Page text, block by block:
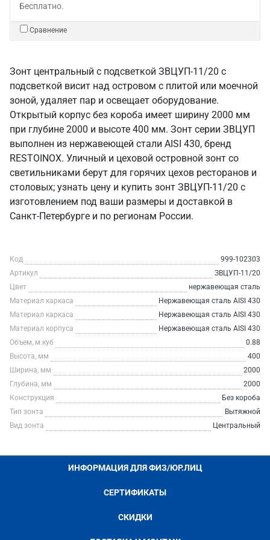
Бесплатно.
Сравнение
Зонт центральный с подсветкой ЗВЦУП-11/20 с
подсветкой висит над островом с плитой или моечной
зоной, удаляет пар и освещает оборудование.
Открытый корпус без короба имеет ширину 2000 мм
при глубине 2000 и высоте 400 мм. Зонт серии ЗВЦУП
выполнен из нержавеющей стали AISI 430, бренд
RESTOINOX. Уличный и цеховой островной зонт со
светильниками берут для горячих цехов ресторанов и
столовых; узнать цену и купить зонт ЗВЦУП-11/20 с
изготовлением под ваши размеры и доставкой в
Санкт‑Петербурге и по регионам России.
Код
999-102303
Артикул
ЗВЦУП-11/20
Цвет
нержавеющая сталь
Материал каркаса
Нержавеющая сталь AISI 430
Материал каркаса
Нержавеющая сталь AISI 430
Материал корпуса
Нержавеющая сталь AISI 430
Объем, м.куб
0.88
Высота, мм
400
Ширина, мм
2000
Глубина, мм
2000
Конструкция
Без короба
Тип зонта
Вытяжной
Вид зонта
Центральный
ИНФОРМАЦИЯ ДЛЯ ФИЗ/ЮР.ЛИЦ
СЕРТИФИКАТЫ
СКИДКИ